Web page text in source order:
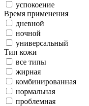
успокоение
Время применения
дневной
ночной
универсальный
Тип кожи
все типы
жирная
комбинированная
нормальная
проблемная